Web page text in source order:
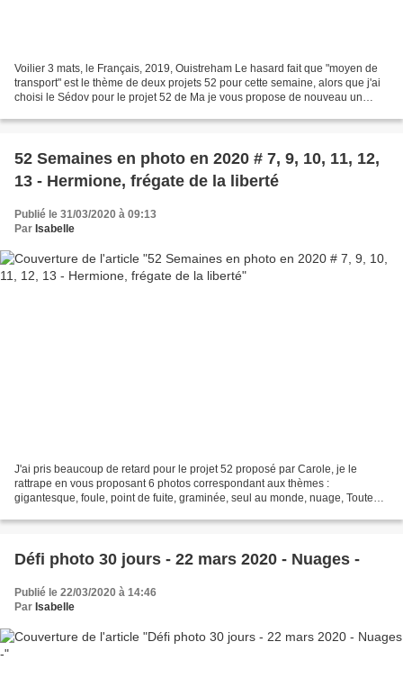
Voilier 3 mats, le Français, 2019, Ouistreham Le hasard fait que "moyen de
transport" est le thème de deux projets 52 pour cette semaine, alors que j'ai
choisi le Sédov pour le projet 52 de Ma je vous propose de nouveau un
52 Semaines en photo en 2020 # 7, 9, 10, 11, 12,
13 - Hermione, frégate de la liberté
Publié le 31/03/2020 à 09:13
Par Isabelle
J'ai pris beaucoup de retard pour le projet 52 proposé par Carole, je le
rattrape en vous proposant 6 photos correspondant aux thèmes :
gigantesque, foule, point de fuite, graminée, seul au monde, nuage, Toutes
Défi photo 30 jours - 22 mars 2020 - Nuages -
Publié le 22/03/2020 à 14:46
Par Isabelle